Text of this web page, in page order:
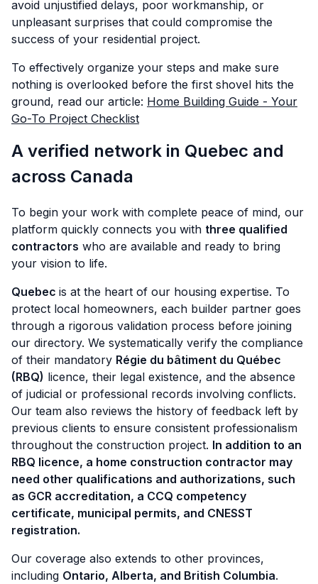
avoid unjustified delays, poor workmanship, or
unpleasant surprises that could compromise the
success of your residential project.
To effectively organize your steps and make sure
nothing is overlooked before the first shovel hits the
ground, read our article: Home Building Guide - Your
Go-To Project Checklist
A verified network in Quebec and
across Canada
To begin your work with complete peace of mind, our
platform quickly connects you with three qualified
contractors who are available and ready to bring
your vision to life.
Quebec is at the heart of our housing expertise. To
protect local homeowners, each builder partner goes
through a rigorous validation process before joining
our directory. We systematically verify the compliance
of their mandatory Régie du bâtiment du Québec
(RBQ) licence, their legal existence, and the absence
of judicial or professional records involving conflicts.
Our team also reviews the history of feedback left by
previous clients to ensure consistent professionalism
throughout the construction project. In addition to an
RBQ licence, a home construction contractor may
need other qualifications and authorizations, such
as GCR accreditation, a CCQ competency
certificate, municipal permits, and CNESST
registration.
Our coverage also extends to other provinces,
including Ontario, Alberta, and British Columbia.